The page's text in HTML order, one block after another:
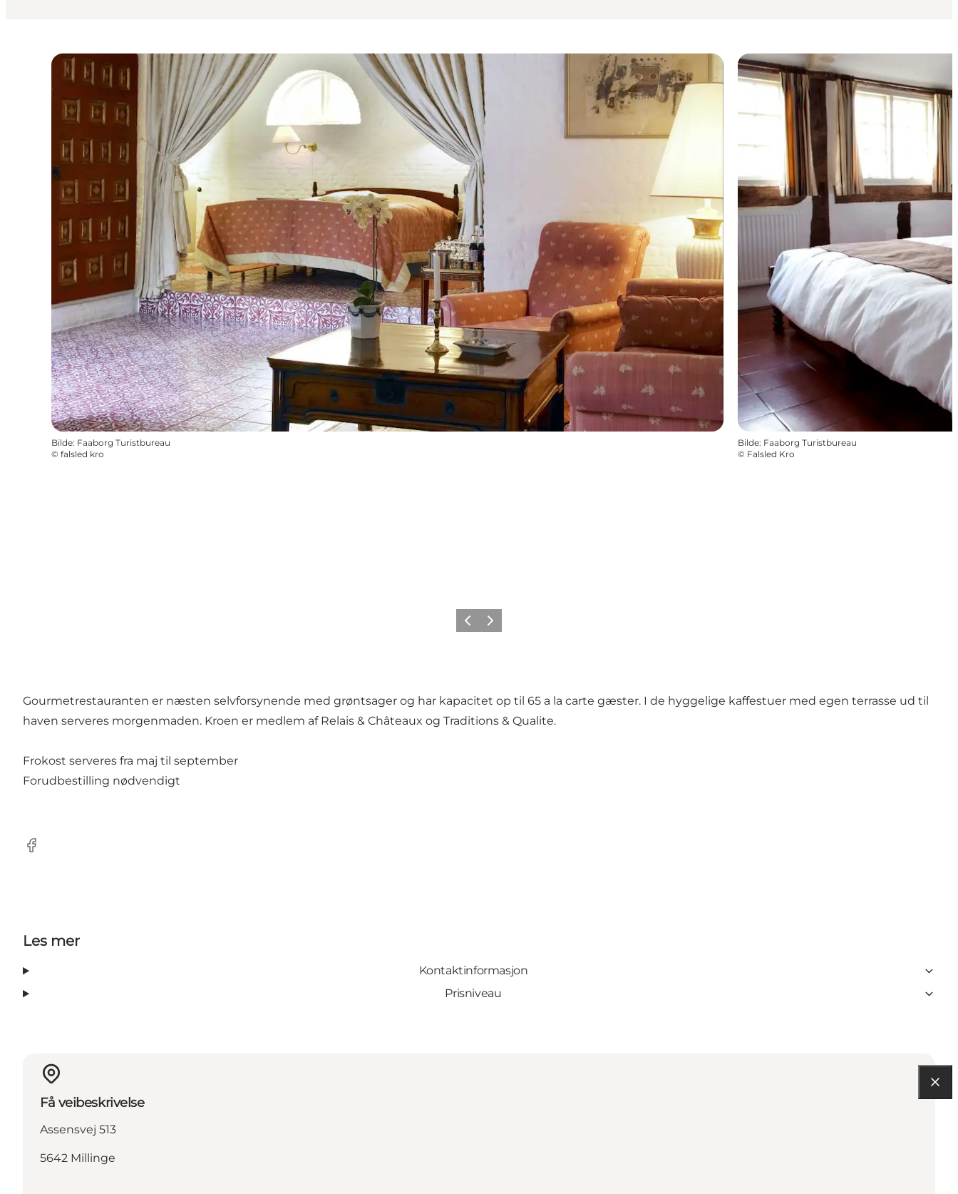
Bilde: Faaborg Turistbureau
© falsled kro
Bilde: Faaborg Turistbureau
© Falsled Kro
ForrigeNeste
Gourmetrestauranten er næsten selvforsynende med grøntsager og har kapacitet op til 65 a la carte gæster. I de hyggelige kaffestuer med egen terrasse ud til
haven serveres morgenmaden. Kroen er medlem af Relais & Châteaux og Traditions & Qualite.
Frokost serveres fra maj til september
Forudbestilling nødvendigt
Facebook
Les mer
Kontaktinformasjon
Prisniveau
Få veibeskrivelse
Assensvej 513
5642 Millinge